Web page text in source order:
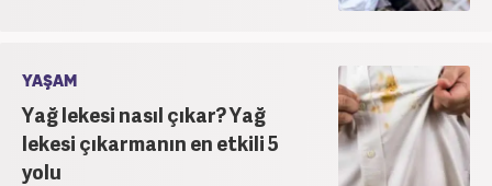
YAŞAM
Yağ lekesi nasıl çıkar? Yağ
lekesi çıkarmanın en etkili 5
yolu